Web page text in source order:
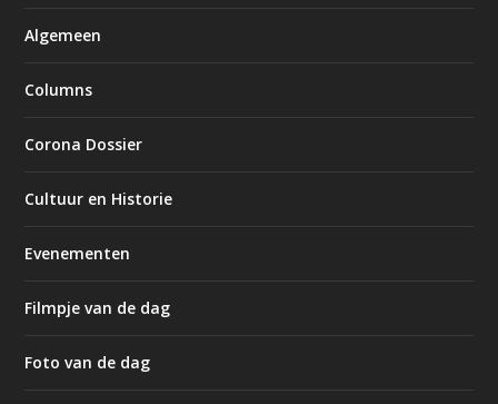
Algemeen
Columns
Corona Dossier
Cultuur en Historie
Evenementen
Filmpje van de dag
Foto van de dag